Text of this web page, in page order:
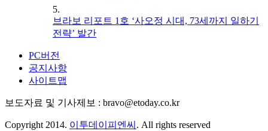
5.
브라보 리포트 1호 ‘사오정 시대, 73세까지 일하기
전략’ 발간
PC버전
공지사항
사이트맵
보도자료 및 기사제보 : bravo@etoday.co.kr
Copyright 2014. 이투데이피엔씨 . All rights reserved